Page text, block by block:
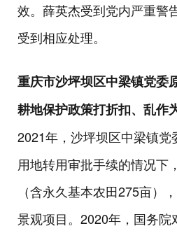
效。薛英杰受到党内严重警
受到相应处理。
重庆市沙坪坝区中梁镇党委
耕地保护政策打折扣、乱作
2021年，沙坪坝区中梁镇党
用地转用审批手续的情况下
（含永久基本农田275亩）
景观项目。2020年，国务院